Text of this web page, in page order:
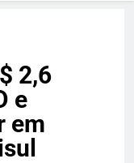
2,6
e
em